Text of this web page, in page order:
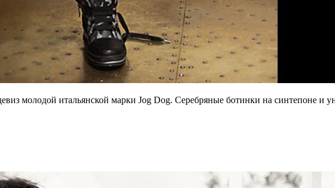
мо­ло­дой ита­льян­ской мар­ки Jog Dog. Серебря­ные бо­тин­ки на син­те­поне и